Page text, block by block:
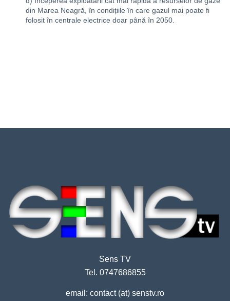
din Marea Neagră, în condițiile în care gazul mai poate fi
folosit în centrale electrice doar până în 2050.
Sens TV
Tel. 0747686855
email: contact (at) senstv.ro